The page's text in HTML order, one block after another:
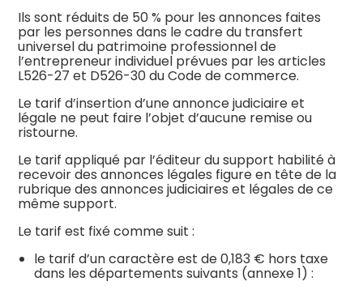
Ils sont réduits de 50 % pour les annonces faites
par les personnes dans le cadre du transfert
universel du patrimoine professionnel de
l’entrepreneur individuel prévues par les articles
L526-27 et D526-30 du Code de commerce.
Le tarif d’insertion d’une annonce judiciaire et
légale ne peut faire l’objet d’aucune remise ou
ristourne.
Le tarif appliqué par l’éditeur du support habilité à
recevoir des annonces légales figure en tête de la
rubrique des annonces judiciaires et légales de ce
même support.
Le tarif est fixé comme suit :
le tarif d’un caractère est de 0,183 € hors taxe
dans les départements suivants (annexe 1) :